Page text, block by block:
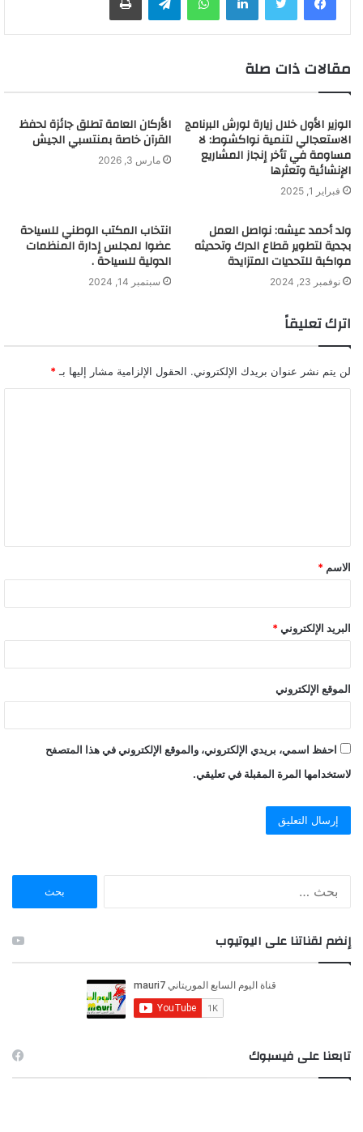
مقالات ذات صلة
الوزير الأول خلال زيارة لورش البرنامج
الاستعجالي لتنمية نواكشوط: لا
مساومة في تأخر إنجاز المشاريع
الإنشائية وتعثرها
فبراير 1, 2025
الأركان العامة تطلق جائزة لحفظ
القرآن خاصة بمنتسبي الجيش
مارس 3, 2026
ولد أحمد عيشه: نواصل العمل
بجدية لتطوير قطاع الدرك وتحديثه
مواكبة للتحديات المتزايدة
نوفمبر 23, 2024
انتخاب المكتب الوطني للسياحة
عضوا لمجلس إدارة المنظمات
الدولية للسياحة .
سبتمبر 14, 2024
اترك تعليقاً
لن يتم نشر عنوان بريدك الإلكتروني. الحقول الإلزامية مشار إليها بـ *
ق
*
الاسم *
البريد الإلكتروني *
الموقع الإلكتروني
احفظ اسمي، بريدي الإلكتروني، والموقع الإلكتروني في هذا المتصفح
لاستخدامها المرة المقبلة في تعليقي.
ع
ن
:
إنضم لقناتنا على اليوتيوب
تابعنا على فيسبوك